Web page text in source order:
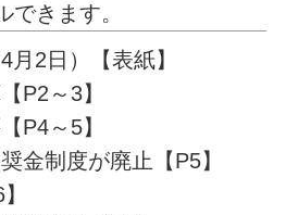
きます。
2日）【表紙】
P2～3】
P4～5】
金制度が廃止【P5】